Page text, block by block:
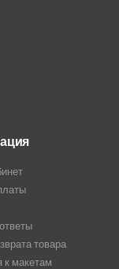
товара
к макетам